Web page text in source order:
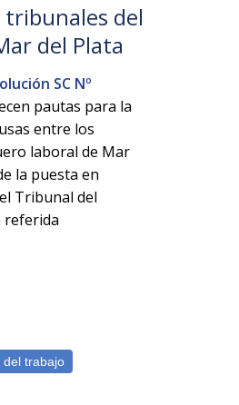
tribunales del
del Plata
SC Nº
pautas para la
entre los
laboral de Mar
la puesta en
Tribunal del
referida